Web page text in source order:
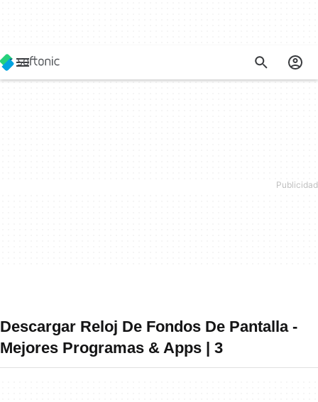
Descargar Reloj De Fondos De Pantalla -
Mejores Programas & Apps | 3